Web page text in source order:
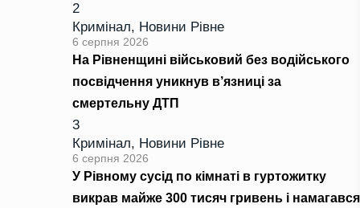
2
Кримінал, Новини Рівне
6 серпня 2026
На Рівненщині військовий без водійського
посвідчення уникнув в’язниці за
смертельну ДТП
3
Кримінал, Новини Рівне
6 серпня 2026
У Рівному сусід по кімнаті в гуртожитку
викрав майже 300 тисяч гривень і намагався